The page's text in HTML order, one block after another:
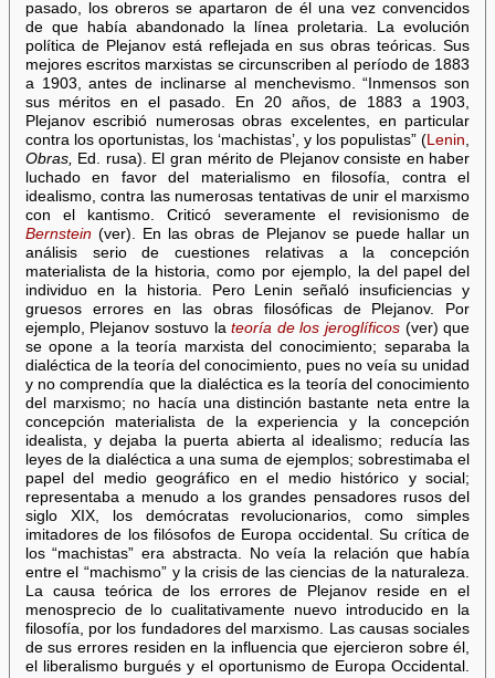
pasado, los obreros se apartaron de él una vez convencidos
de que había abandonado la línea proletaria. La evolución
política de Plejanov está reflejada en sus obras teóricas. Sus
mejores escritos marxistas se circunscriben al período de 1883
a 1903, antes de inclinarse al menchevismo. “Inmensos son
sus méritos en el pasado. En 20 años, de 1883 a 1903,
Plejanov escribió numerosas obras excelentes, en particular
contra los oportunistas, los ‘machistas’, y los populistas” ( Lenin
Obras,
Ed. rusa). El gran mérito de Plejanov consiste en haber
luchado en favor del materialismo en filosofía, contra el
idealismo, contra las numerosas tentativas de unir el marxismo
con el kantismo. Criticó severamente el revisionismo de
Bernstein(ver). En las obras de Plejanov se puede hallar un
análisis serio de cuestiones relativas a la concepción
materialista de la historia, como por ejemplo, la del papel del
individuo en la historia. Pero Lenin señaló insuficiencias y
gruesos errores en las obras filosóficas de Plejanov. Por
ejemplo, Plejanov sostuvo lateoría de los jeroglíficos (ver) que
se opone a la teoría marxista del conocimiento; separaba la
dialéctica de la teoría del conocimiento, pues no veía su unidad
y no comprendía que la dialéctica es la teoría del conocimiento
del marxismo; no hacía una distinción bastante neta entre la
concepción materialista de la experiencia y la concepción
idealista, y dejaba la puerta abierta al idealismo; reducía las
leyes de la dialéctica a una suma de ejemplos; sobrestimaba el
papel del medio geográfico en el medio histórico y social;
representaba a menudo a los grandes pensadores rusos del
siglo XIX, los demócratas revolucionarios, como simples
imitadores de los filósofos de Europa occidental. Su crítica de
los “machistas” era abstracta. No veía la relación que había
entre el “machismo” y la crisis de las ciencias de la naturaleza.
La causa teórica de los errores de Plejanov reside en el
menosprecio de lo cualitativamente nuevo introducido en la
filosofía, por los fundadores del marxismo. Las causas sociales
de sus errores residen en la influencia que ejercieron sobre él,
el liberalismo burgués y el oportunismo de Europa Occidental.